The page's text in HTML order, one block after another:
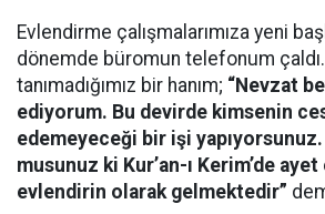
Evlendirme çalışmalarımıza yeni
dönemde büromun telefonum
tanımadığımız bir hanım; “Nevzat
ediyorum. Bu devirde kimsenin
edemeyeceği bir işi
musunuz ki Kur’an-ı Kerim’de
evlendirin olarak gelmektedir”